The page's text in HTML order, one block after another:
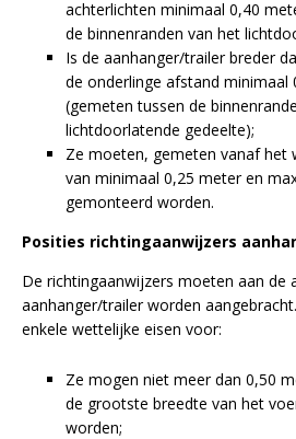
achterlichten minimaal 0,40
de binnenranden van het
Is de aanhanger/trailer breder
de onderlinge afstand minimaal
(gemeten tussen de
lichtdoorlatende gedeelte);
Ze moeten, gemeten vanaf het
van minimaal 0,25 meter en
gemonteerd worden.
Posities richtingaanwijzers
De richtingaanwijzers moeten aan de
aanhanger/trailer worden
enkele wettelijke eisen voor:
Ze mogen niet meer dan 0,50
de grootste breedte van het
worden;